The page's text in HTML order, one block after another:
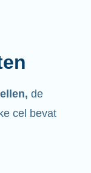
de
cel bevat